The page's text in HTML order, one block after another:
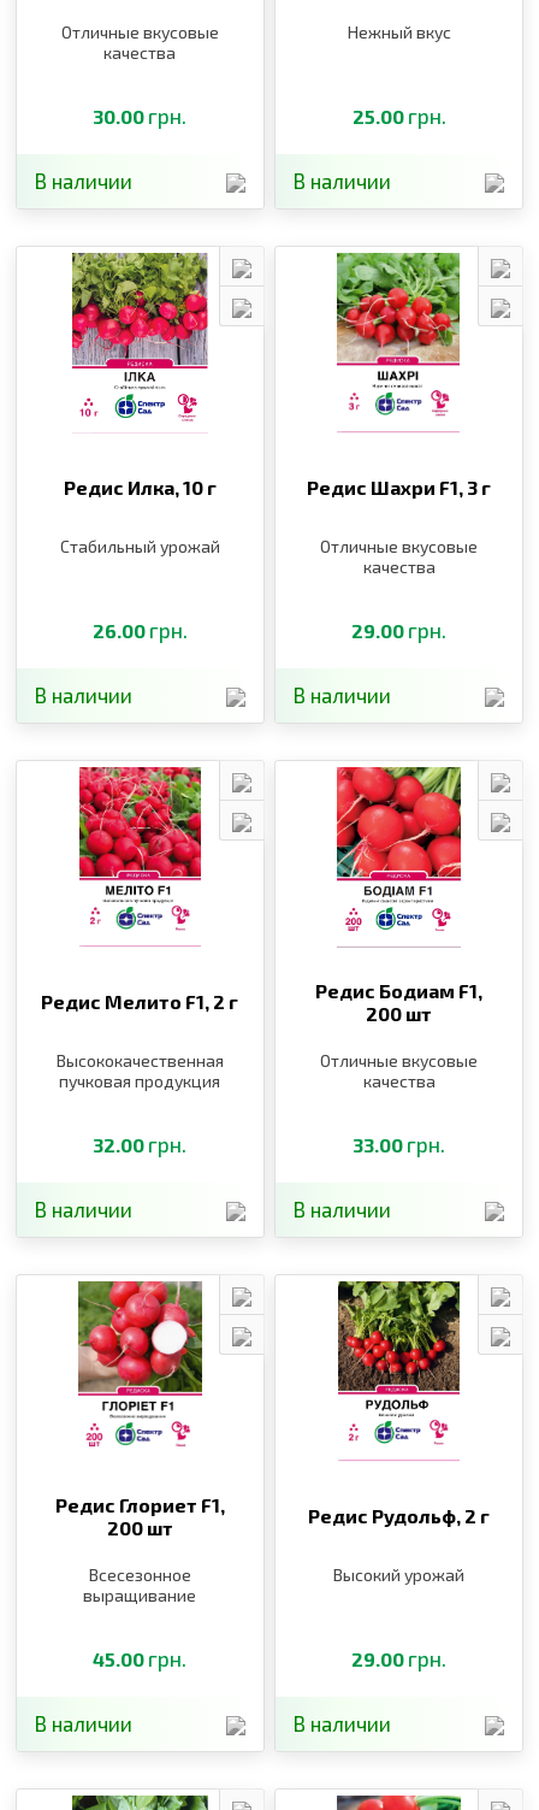
Отличные вкусовые
качества
30.00 грн.
В наличии
Нежный вкус
25.00 грн.
В наличии
Редис Илка,10 г
Стабильный урожай
26.00 грн.
В наличии
Редис Шахри F1, 3 г
Отличные вкусовые
качества
29.00 грн.
В наличии
Редис Мелито F1, 2 г
Высококачественная
пучковая продукция
32.00 грн.
В наличии
Редис Бодиам F1,
200 шт
Отличные вкусовые
качества
33.00 грн.
В наличии
Редис Глориет F1,
200 шт
Всесезонное
выращивание
45.00 грн.
В наличии
Редис Рудольф, 2 г
Высокий урожай
29.00 грн.
В наличии